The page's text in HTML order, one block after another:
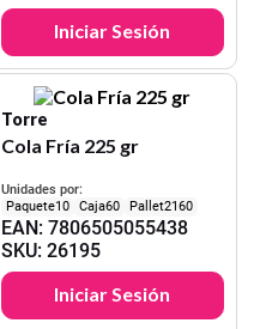
Iniciar Sesión
Torre
Cola Fría 225 gr
Unidades por:
10
60 2160
EAN: 7806505055438
SKU: 26195
Iniciar Sesión